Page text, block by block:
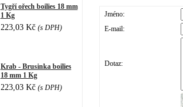
Tygří ořech boilies 18 mm
1 Kg
223,03 Kč (s DPH)
Krab - Brusinka boilies
18 mm 1 Kg
223,03 Kč (s DPH)
Jméno:
E-mail:
Dotaz: